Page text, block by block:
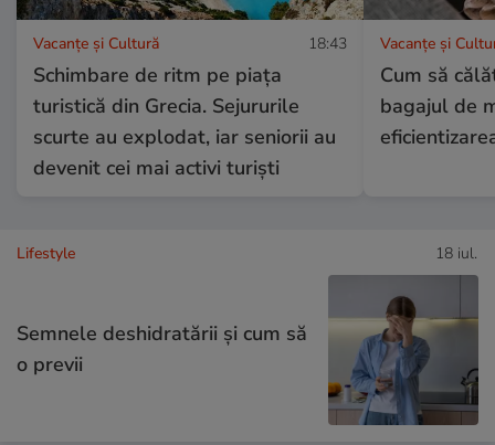
Vacanțe și Cultură 18:43
Schimbare de ritm pe piața
turistică din Grecia. Sejururile
scurte au explodat, iar seniorii au
devenit cei mai activi turiști
Vacanțe și
Cum să
bagajul de
Lifestyle 18 iul.
Semnele deshidratării și cum să
o previi